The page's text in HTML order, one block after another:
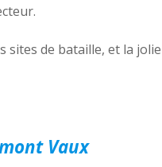
sites de bataille, et la
Vaux